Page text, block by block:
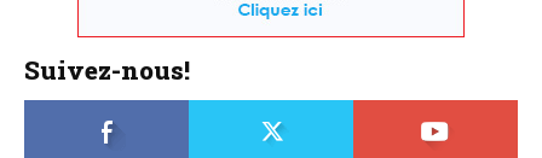
Suivez-nous!